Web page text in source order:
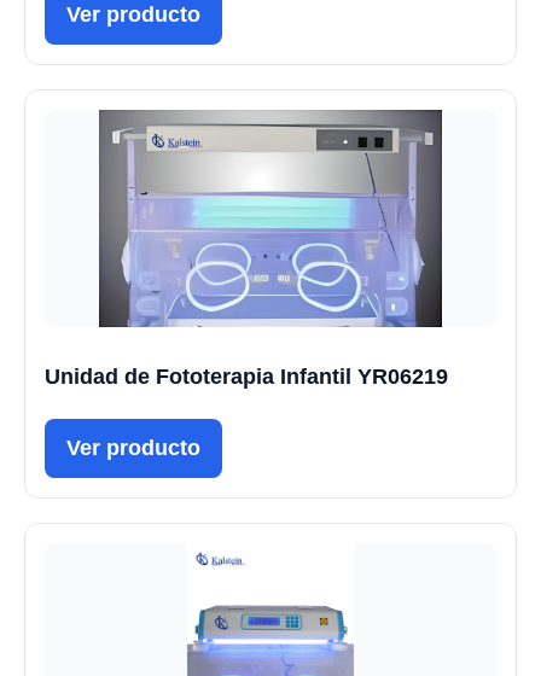
Ver producto
Unidad de Fototerapia Infantil YR06219
Ver producto